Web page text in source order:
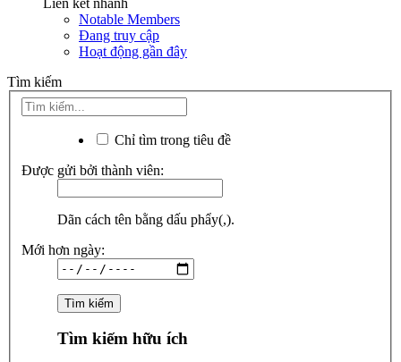
Liên kết nhanh
Notable Members
Đang truy cập
Hoạt động gần đây
Tìm kiếm
Chỉ tìm trong tiêu đề
Được gửi bởi thành viên:
Dãn cách tên bằng dấu phẩy(,).
Mới hơn ngày:
Tìm kiếm hữu ích